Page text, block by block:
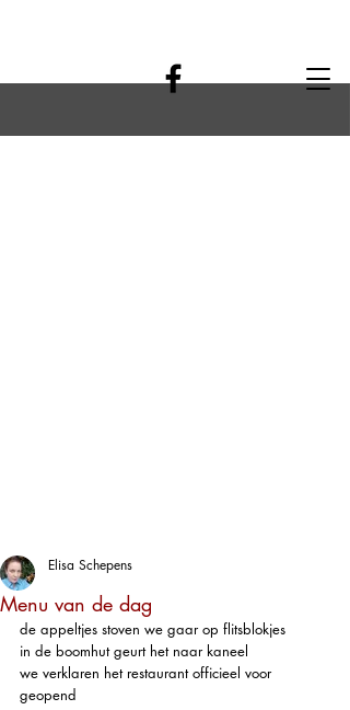
Menu van de dag
Elisa Schepens
de appeltjes stoven we gaar op flitsblokjes
in de boomhut geurt het naar kaneel
we verklaren het restaurant officieel voor
geopend